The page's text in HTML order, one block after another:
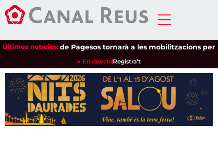
Últimes notícies:
Unió de Pagesos tornarà a les mobilitzacions per
En directeRegistra't